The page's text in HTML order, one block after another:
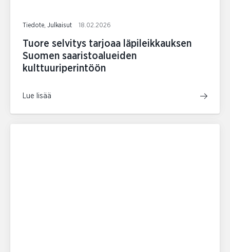
Tiedote, Julkaisut 18.02.2026
Tuore selvitys tarjoaa läpileikkauksen
Suomen saaristoalueiden
kulttuuriperintöön
Lue lisää